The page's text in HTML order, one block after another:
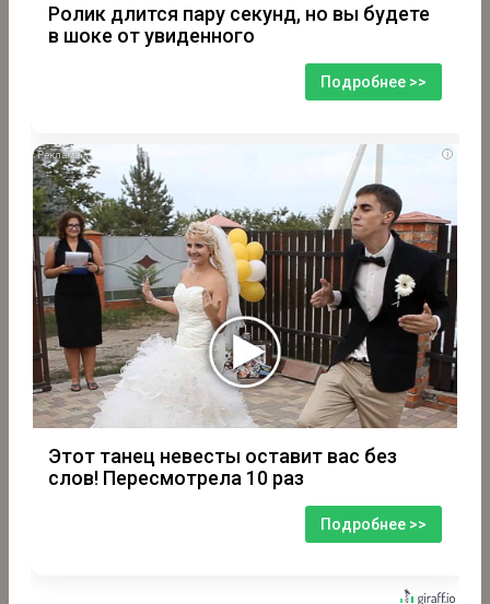
Ролик длится пару секунд, но вы будете
в шоке от увиденного
Подробнее >>
i
Этот танец невесты оставит вас без
слов! Пересмотрела 10 раз
Подробнее >>